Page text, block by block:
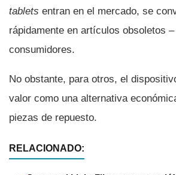
tablets entran en el mercado, se
rápidamente en artí­culos obsoletos
consumidores.
No obstante, para otros, el
valor como una alternativa
piezas de repuesto.
RELACIONADO: